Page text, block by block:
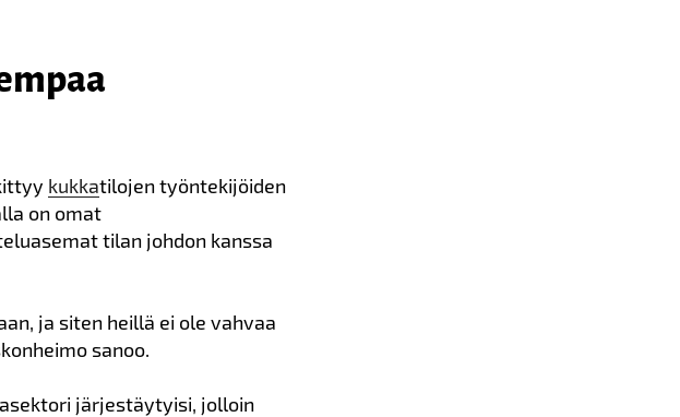
kukkatilojen työntekijöiden
on omat
tilan johdon kanssa
ja siten heillä ei ole vahvaa
sanoo.
järjestäytyisi, jolloin